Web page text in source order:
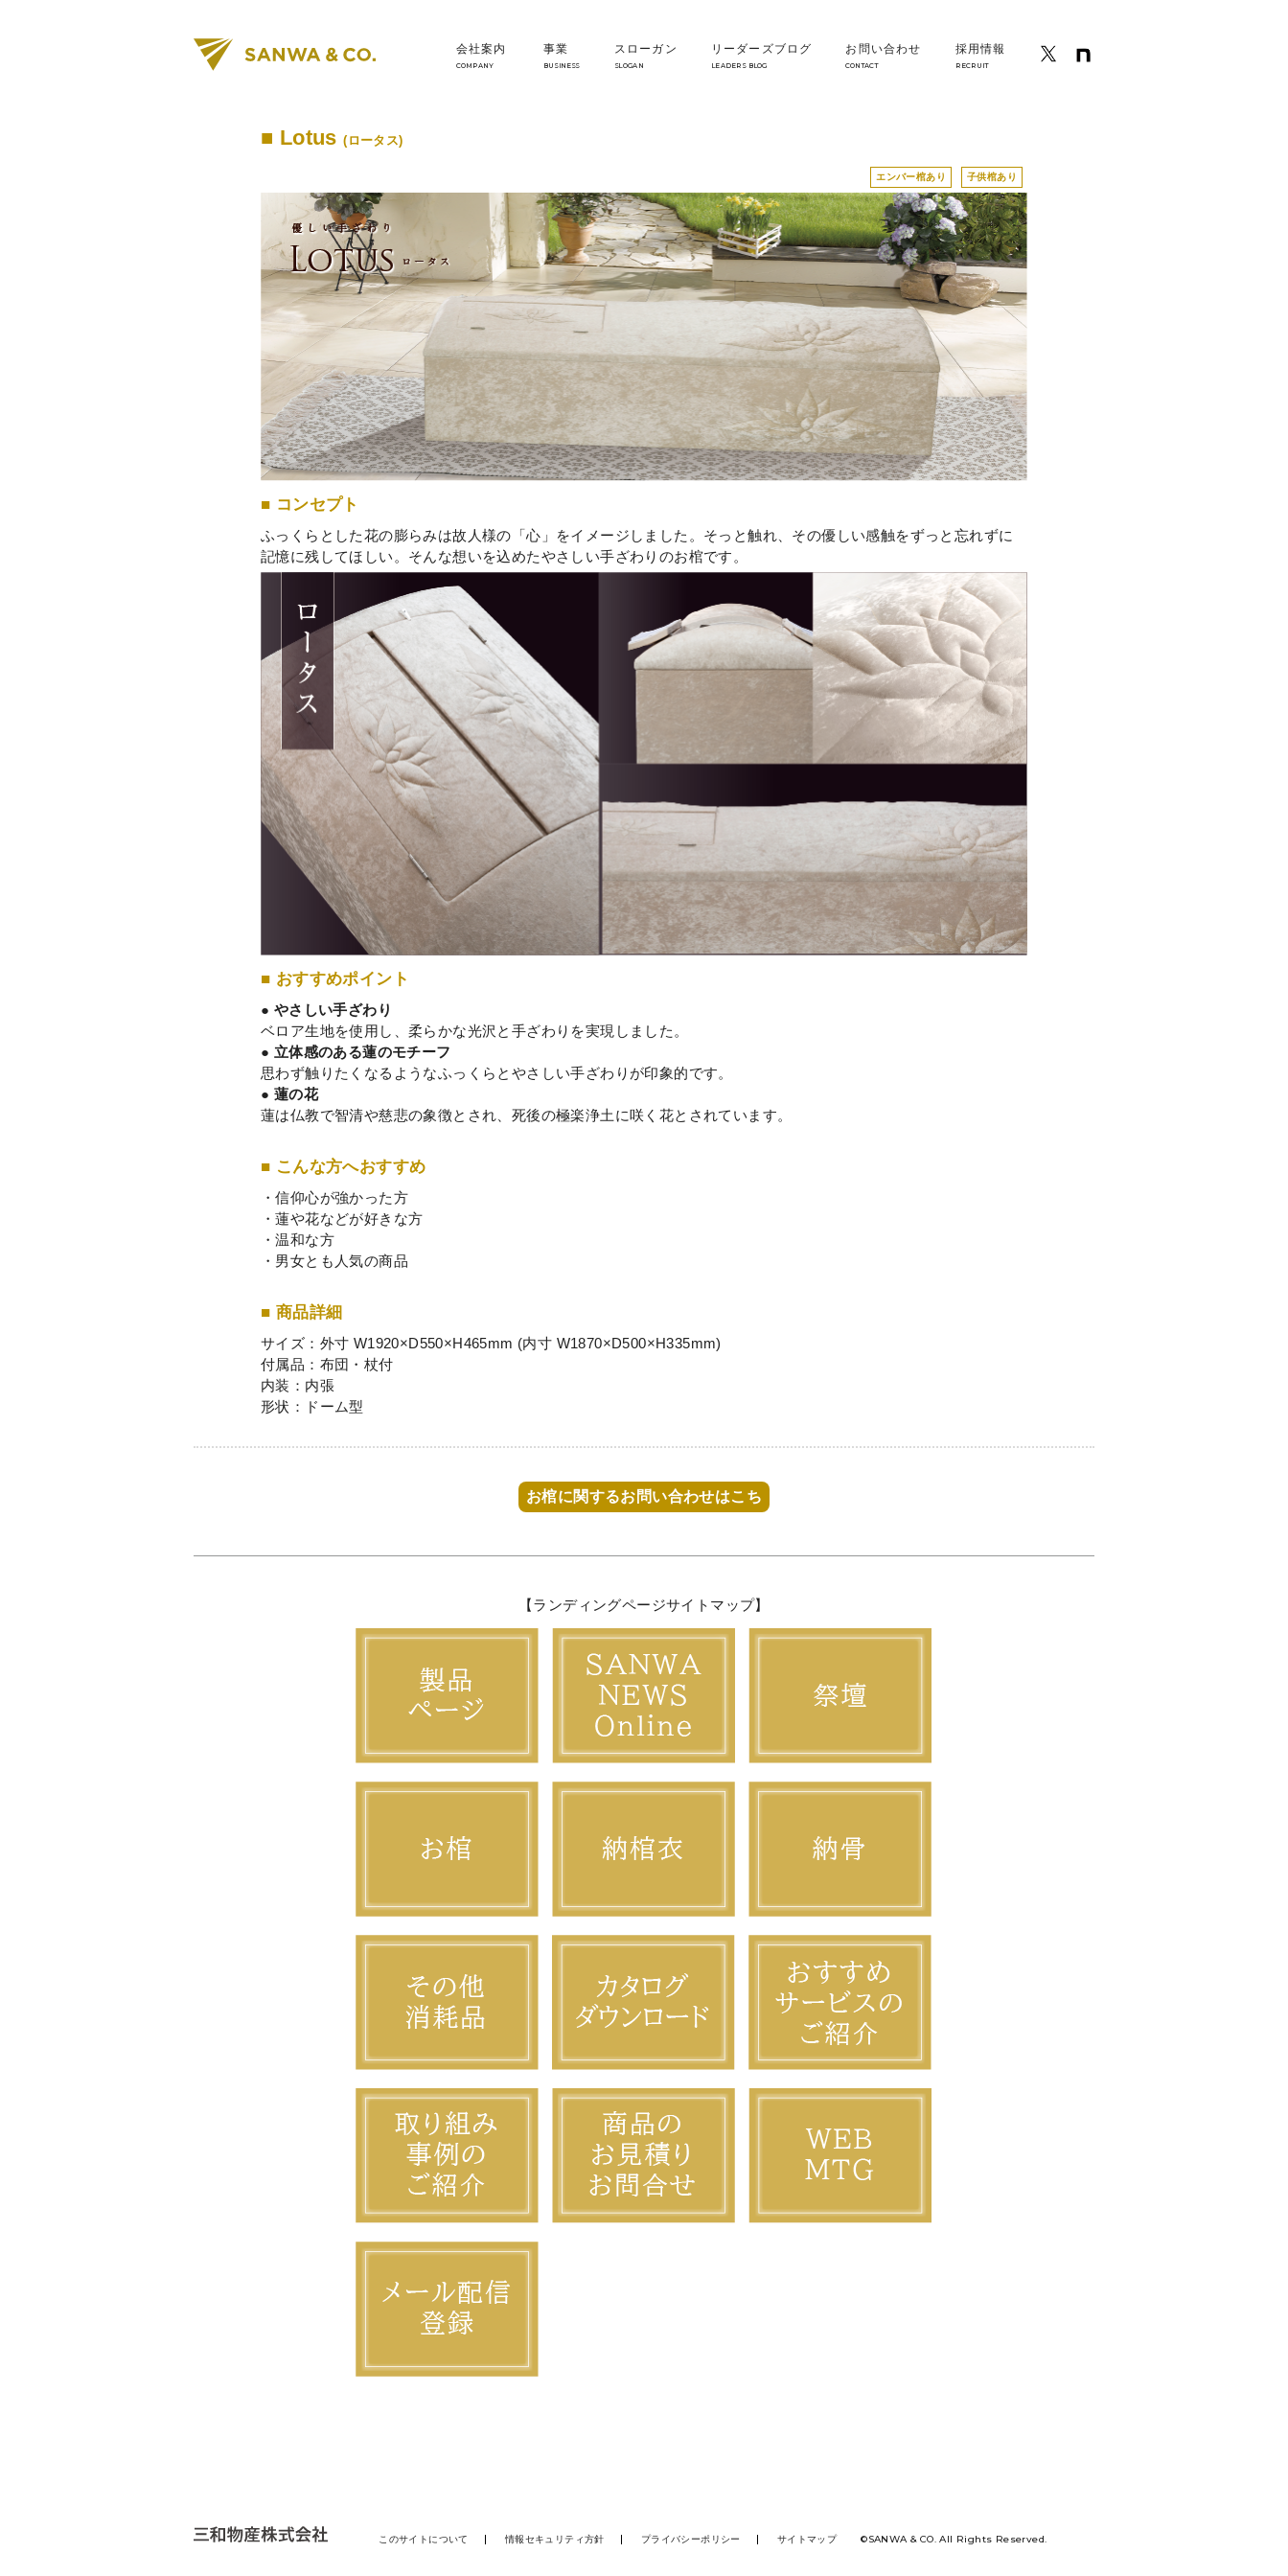
会社案内
COMPANY
事業
BUSINESS
スローガン
SLOGAN
リーダーズブログ
LEADERS BLOG
お問い合わせ
CONTACT
採用情報
RECRUIT
■ Lotus(ロータス)
エンバー棺あり 子供棺あり
■ コンセプト
ふっくらとした花の膨らみは故人様の「心」をイメージしました。そっと触れ、その優しい感触をずっと忘れずに
記憶に残してほしい。そんな想いを込めたやさしい手ざわりのお棺です。
■ おすすめポイント
● やさしい手ざわり
ベロア生地を使用し、柔らかな光沢と手ざわりを実現しました。
● 立体感のある蓮のモチーフ
思わず触りたくなるようなふっくらとやさしい手ざわりが印象的です。
● 蓮の花
蓮は仏教で智清や慈悲の象徴とされ、死後の極楽浄土に咲く花とされています。
■ こんな方へおすすめ
・信仰心が強かった方
・蓮や花などが好きな方
・温和な方
・男女とも人気の商品
■ 商品詳細
サイズ：外寸 W1920×D550×H465mm (内寸 W1870×D500×H335mm)
付属品：布団・杖付
内装：内張
形状：ドーム型
お棺に関するお問い合わせはこち
【ランディングページサイトマップ】
このサイトについて 情報セキュリティ方針 プライバシーポリシー サイトマップ ©SANWA & CO. All Rights Reserved.